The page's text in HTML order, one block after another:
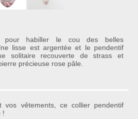
pour habiller le cou des belles
lisse est argentée et le pendentif
solitaire recouverte de strass et
précieuse rose pâle.
vos vêtements, ce collier pendentif
!